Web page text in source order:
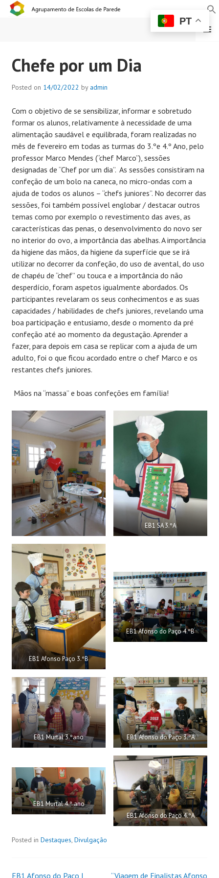
AGRUPAMENTO DE
ESCOLAS DE PAREDE
MENU
Chefe por um Dia
Posted on 14/02/2022 by admin
Com o objetivo de se sensibilizar, informar e sobretudo
formar os alunos, relativamente à necessidade de uma
alimentação saudável e equilibrada, foram realizadas no
mês de fevereiro em todas as turmas do 3.ºe 4.º Ano, pelo
professor Marco Mendes (“chef Marco”), sessões
designadas de “Chef por um dia”. As sessões consistiram na
confeção de um bolo na caneca, no micro-ondas com a
ajuda de todos os alunos – “chefs juniores”. No decorrer das
sessões, foi também possível englobar / destacar outros
temas como por exemplo o revestimento das aves, as
características das penas, o desenvolvimento do novo ser
no interior do ovo, a importância das abelhas. A importância
da higiene das mãos, da higiene da superfície que se irá
utilizar no decorrer da confeção, do uso de avental, do uso
de chapéu de “chef” ou touca e a importância do não
desperdício, foram aspetos igualmente abordados. Os
participantes revelaram os seus conhecimentos e as suas
capacidades / habilidades de chefs juniores, revelando uma
boa participação e entusiamo, desde o momento da pré
confeção até ao momento da degustação. Aprender a
fazer, para depois em casa se replicar com a ajuda de um
adulto, foi o que ficou acordado entre o chef Marco e os
restantes chefs juniores.
Mãos na “massa” e boas confeções em família!
EB1 SA 3.ºA
EB1 Afonso Paço 3.ºB
EB1 Afonso do Paço 4.ºB
EB1 Murtal 3.ºano EB1 Afonso do Paço 3.ºA
EB1 Murtal 4.º ano
EB1 Afonso do Paço 4.ºA
Posted in Destaques, Divulgação
EB1 Afonso do Paço | “Viagem de Finalistas Afonso
PT